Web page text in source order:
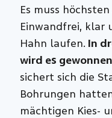
Es muss
Einwandfrei, klar
Hahn laufen. In
wird es gewonnen
sichert sich die
Bohrungen
mächtigen Kies-